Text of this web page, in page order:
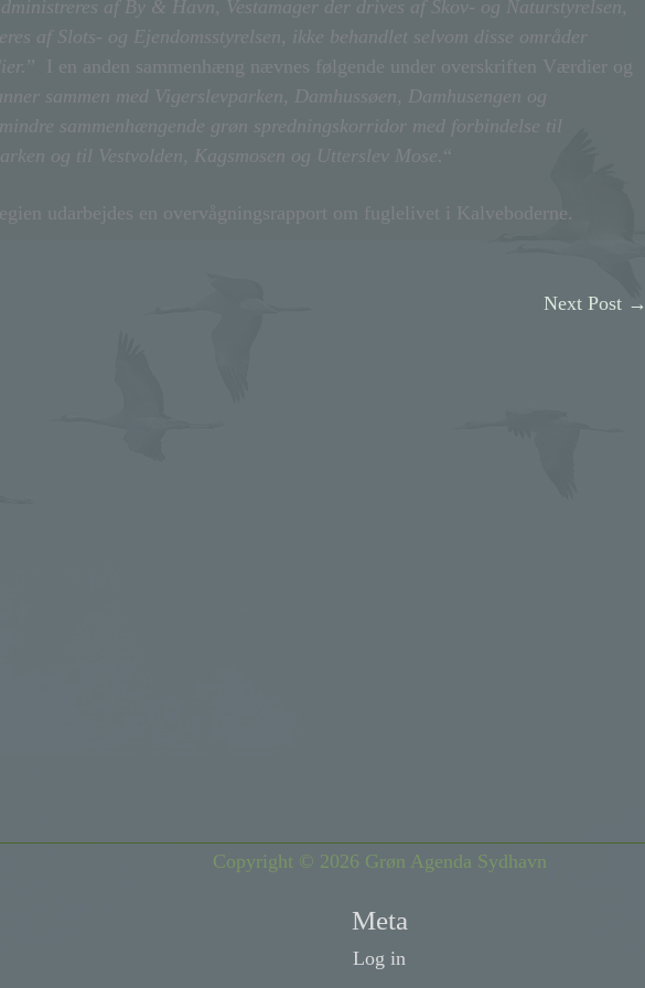
af By & Havn, Vestamager der drives af Skov- og Naturstyrelsen,
af Slots- og Ejendomsstyrelsen, ikke behandlet selvom disse områder
” I en anden sammenhæng nævnes følgende under overskriften Værdier og
sammen med Vigerslevparken, Damhussøen, Damhusengen og
sammenhængende grøn spredningskorridor med forbindelse til
og til Vestvolden, Kagsmosen og Utterslev Mose. “
udarbejdes en overvågningsrapport om fuglelivet i Kalveboderne.
Next Post →
Copyright © 2026 Grøn Agenda Sydhavn
Meta
Log in